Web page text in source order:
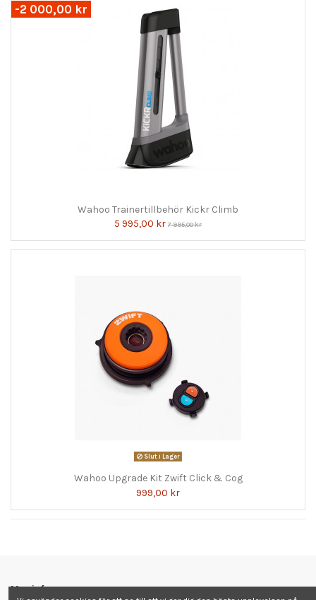
-2 000,00 kr
Wahoo Trainertillbehör Kickr Climb
5 995,00 kr 7 995,00 kr
Slut i Lager
Wahoo Upgrade Kit Zwift Click & Cog
999,00 kr
Mer info